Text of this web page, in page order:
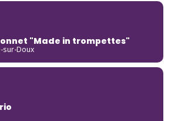
"Made in trompettes"
sur-Doux